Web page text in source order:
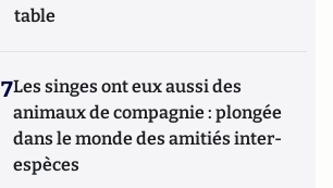
table
7Les singes ont eux aussi des
animaux de compagnie : plongée
dans le monde des amitiés inter-
espèces